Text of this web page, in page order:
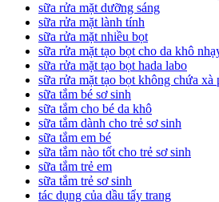
sữa rửa mặt dưỡng sáng
sữa rửa mặt lành tính
sữa rửa mặt nhiều bọt
sữa rửa mặt tạo bọt cho da khô
sữa rửa mặt tạo bọt hada labo
sữa rửa mặt tạo bọt không chứa xà
sữa tắm bé sơ sinh
sữa tắm cho bé da khô
sữa tắm dành cho trẻ sơ sinh
sữa tắm em bé
sữa tắm nào tốt cho trẻ sơ sinh
sữa tắm trẻ em
sữa tắm trẻ sơ sinh
tác dụng của dầu tẩy trang